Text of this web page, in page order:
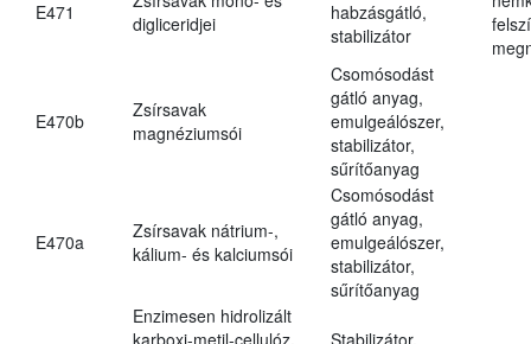
E471
digliceridjei
habzásgátló,
stabilizátor
E470b
Zsírsavak
magnéziumsói
Csomósodást
gátló anyag,
emulgeálószer,
stabilizátor,
sűrítőanyag
E470a
Zsírsavak nátrium-,
kálium- és kalciumsói
Csomósodást
gátló anyag,
emulgeálószer,
stabilizátor,
sűrítőanyag
Enzimesen hidrolizált
karboxi-metil-cellulóz,
Stabilizátor,